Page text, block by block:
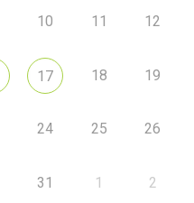
10 11 12
17 18 19
24 25 26
31 1 2